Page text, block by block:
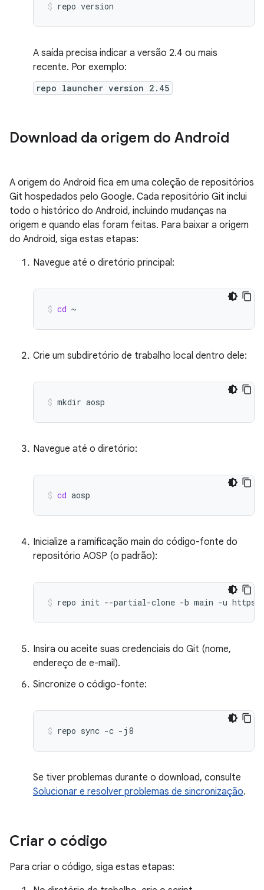
repo version
A saída precisa indicar a versão 2.4 ou mais
recente. Por exemplo:
repo launcher version 2.45
Download da origem do Android
A origem do Android fica em uma coleção de repositórios
Git hospedados pelo Google. Cada repositório Git inclui
todo o histórico do Android, incluindo mudanças na
origem e quando elas foram feitas. Para baixar a origem
do Android, siga estas etapas:
Navegue até o diretório principal:
cd ~
Crie um subdiretório de trabalho local dentro dele:
mkdir aosp
Navegue até o diretório:
cd aosp
Inicialize a ramificação main do código-fonte do
repositório AOSP (o padrão):
repo init --partial-clone -b main -u
Insira ou aceite suas credenciais do Git (nome,
endereço de e-mail).
Sincronize o código-fonte:
repo sync -c -j8
Se tiver problemas durante o download, consulte
Solucionar e resolver problemas de sincronização.
Criar o código
Para criar o código, siga estas etapas: